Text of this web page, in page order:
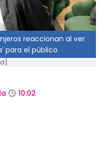
reaccionan al ver
para el público
10:02